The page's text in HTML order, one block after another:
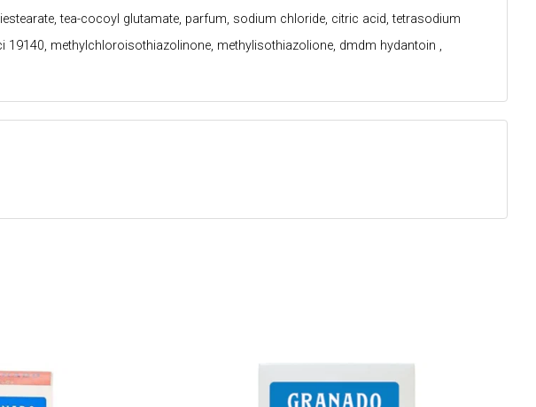
tea-cocoyl glutamate, parfum, sodium chloride, citric acid, tetrasodium
methylchloroisothiazolinone, methylisothiazolione, dmdm hydantoin ,